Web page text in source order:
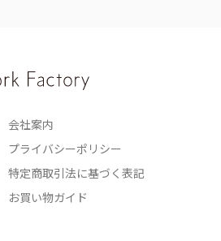
会社案内
プライバシーポリシー
特定商取引法に基づく表記
お買い物ガイド